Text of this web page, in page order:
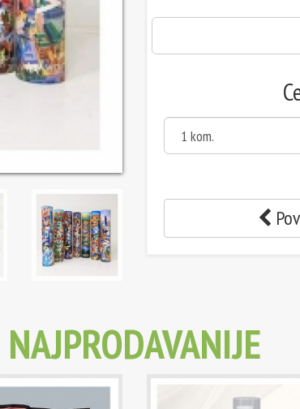
NAJPRODAVANIJE